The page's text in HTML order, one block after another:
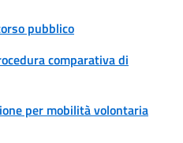
pubblico
comparativa di
per mobilità volontaria